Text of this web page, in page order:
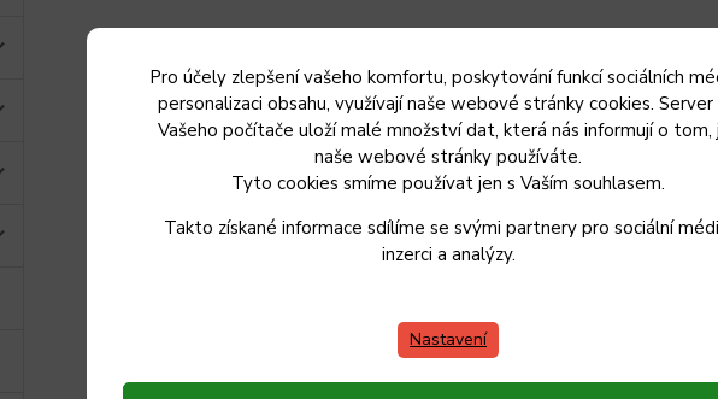
Pro účely zlepšení vašeho komfortu, poskytování funkcí sociálních
personalizaci obsahu, využívají naše webové stránky cookies. Server
Vašeho počítače uloží malé množství dat, která nás informují o tom,
naše webové stránky používáte.
Tyto cookies smíme používat jen s Vaším souhlasem.
Takto získané informace sdílíme se svými partnery pro sociální
inzerci a analýzy.
Nastavení